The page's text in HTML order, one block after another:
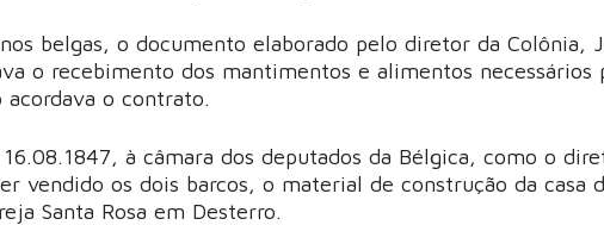
belgas, o documento elaborado pelo diretor da Colônia,
o recebimento dos mantimentos e alimentos necessários
acordava o contrato.
à câmara dos deputados da Bélgica, como o
vendido os dois barcos, o material de construção da casa
Santa Rosa em Desterro.